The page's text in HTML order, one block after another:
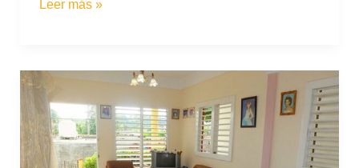
Transporte
Leer más »